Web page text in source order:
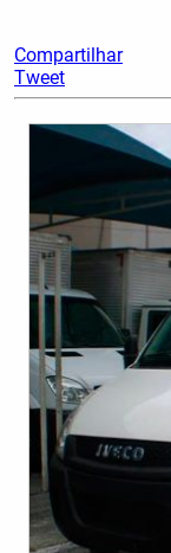
Compartilhar
Tweet